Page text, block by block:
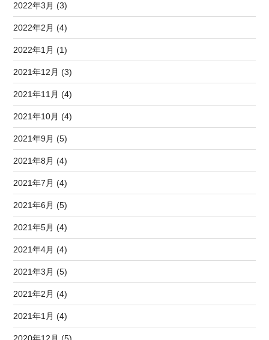
2022年3月 (3)
2022年2月 (4)
2022年1月 (1)
2021年12月 (3)
2021年11月 (4)
2021年10月 (4)
2021年9月 (5)
2021年8月 (4)
2021年7月 (4)
2021年6月 (5)
2021年5月 (4)
2021年4月 (4)
2021年3月 (5)
2021年2月 (4)
2021年1月 (4)